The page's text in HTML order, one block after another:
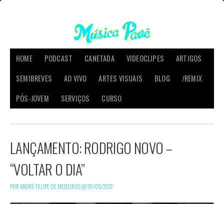
HOME PODCAST CANETADA VIDEOCLIPES
ARTIGOS
SEMIBREVES
AO VIVO ARTES VISUAIS BLOG
/REMIX
PÓS-JOVEM
SERVIÇOS CURSO
LANÇAMENTO: RODRIGO NOVO –
“VOLTAR O DIA”
POR ANDRÉ FELIPE DE MEDEIROS @20/05/2022